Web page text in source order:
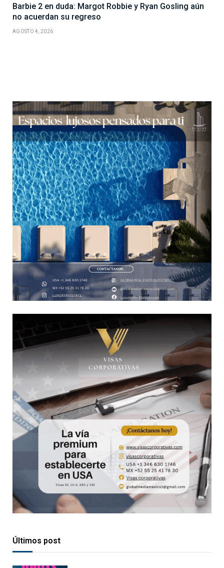
Barbie 2 en duda: Margot Robbie y Ryan Gosling aún
no acuerdan su regreso
AGOSTO 4, 2026
Últimos post